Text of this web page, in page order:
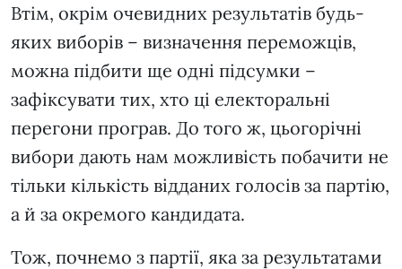
Втім, окрім очевидних результатів будь-
яких виборів – визначення переможців,
можна підбити ще одні підсумки –
зафіксувати тих, хто ці електоральні
перегони програв. До того ж, цьогорічні
вибори дають нам можливість побачити не
тільки кількість відданих голосів за партію,
а й за окремого кандидата.
Тож, почнемо з партії, яка за результатами